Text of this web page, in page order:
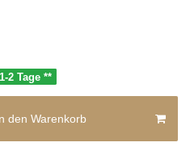
2 Tage **
den Warenkorb